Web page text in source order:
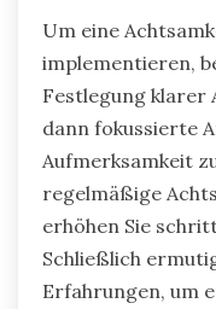
Um eine
implementieren,
Festlegung klarer
dann fokussierte
Aufmerksamkeit
regelmäßige
erhöhen Sie
Schließlich
Erfahrungen, um